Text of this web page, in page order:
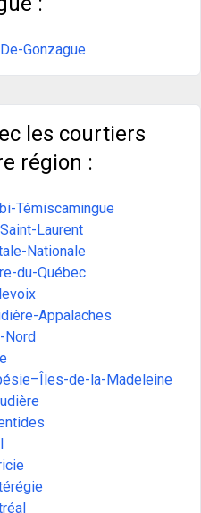
Gonzague
les courtiers
région :
Témiscamingue
Laurent
Nationale
du-Québec
Appalaches
Nord
de-la-Madeleine